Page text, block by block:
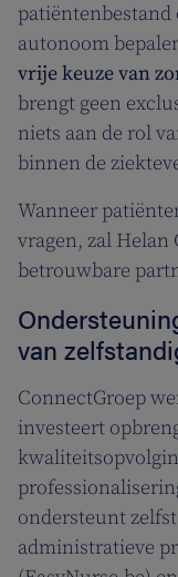
patiëntenbestand
autonoom
vrije keuze van
brengt geen
niets aan de rol
binnen de
Wanneer
vragen, zal Helan
betrouwbare
van
ConnectGroep
investeert
ondersteunt
administratieve